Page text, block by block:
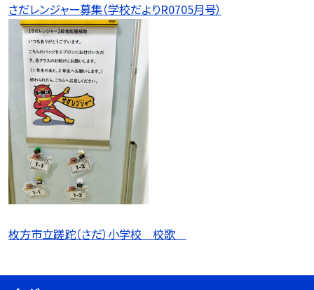
さだレンジャー募集（学校だよりR0705月号）
枚方市立蹉跎（さだ）小学校 校歌